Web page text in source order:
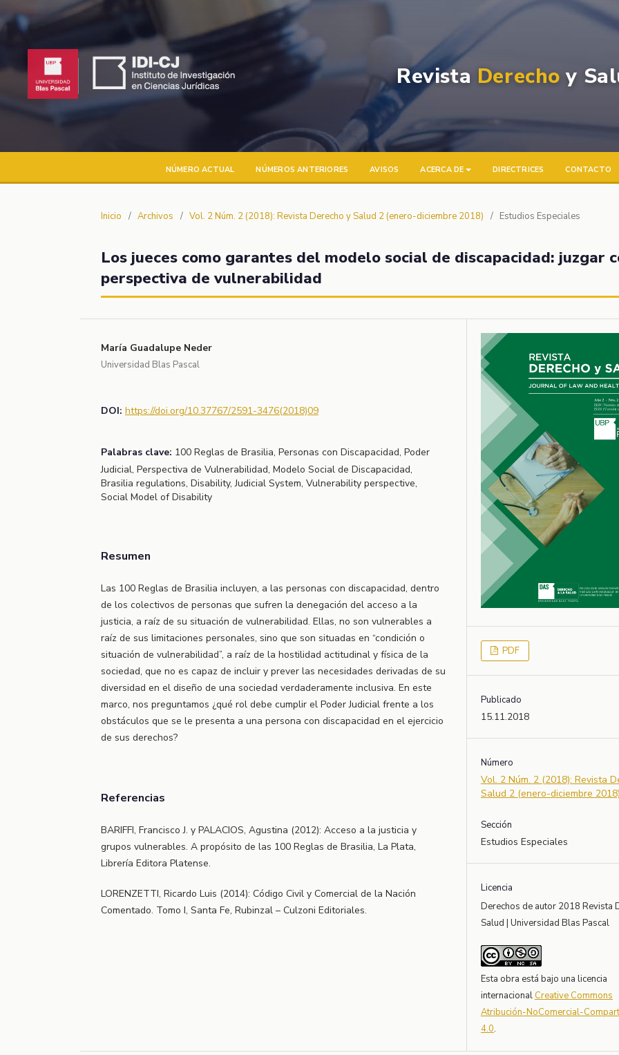
Revista Derecho y
NÚMERO ACTUAL NÚMEROS ANTERIORES AVISOS ACERCA DE DIRECTRICES CONTACTO
Inicio / Archivos / Vol. 2 Núm. 2 (2018): Revista Derecho y Salud 2 (enero-diciembre 2018) / Estudios Especiales
Los jueces como garantes del modelo social de discapacidad: juzgar
perspectiva de vulnerabilidad
María Guadalupe Neder
Universidad Blas Pascal
DOI: https://doi.org/10.37767/2591-3476(2018)09
Palabras clave: 100 Reglas de Brasilia, Personas con Discapacidad, Poder
Judicial, Perspectiva de Vulnerabilidad, Modelo Social de Discapacidad,
Brasilia regulations, Disability, Judicial System, Vulnerability perspective,
Social Model of Disability
Resumen
Las 100 Reglas de Brasilia incluyen, a las personas con discapacidad, dentro
de los colectivos de personas que sufren la denegación del acceso a la
justicia, a raíz de su situación de vulnerabilidad. Ellas, no son vulnerables a
raíz de sus limitaciones personales, sino que son situadas en “condición o
situación de vulnerabilidad”, a raíz de la hostilidad actitudinal y física de la
sociedad, que no es capaz de incluir y prever las necesidades derivadas de su
diversidad en el diseño de una sociedad verdaderamente inclusiva. En este
marco, nos preguntamos ¿qué rol debe cumplir el Poder Judicial frente a los
obstáculos que se le presenta a una persona con discapacidad en el ejercicio
de sus derechos?
Referencias
BARIFFI, Francisco J. y PALACIOS, Agustina (2012): Acceso a la justicia y
grupos vulnerables. A propósito de las 100 Reglas de Brasilia, La Plata,
Librería Editora Platense.
LORENZETTI, Ricardo Luis (2014): Código Civil y Comercial de la Nación
Comentado. Tomo I, Santa Fe, Rubinzal – Culzoni Editoriales.
PDF
Publicado
15.11.2018
Número
Vol. 2 Núm. 2 (2018): Revista
Salud 2 (enero-diciembre 2018)
Sección
Estudios Especiales
Licencia
Derechos de autor 2018 Revista
Salud | Universidad Blas Pascal
Esta obra está bajo una licencia
internacional Creative Commons
Atribución-NoComercial-
4.0.